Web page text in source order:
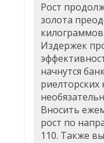
Рост
золота
килограммов
Издержек
начнутся
риелторских
Вносить
рост по
110. Также